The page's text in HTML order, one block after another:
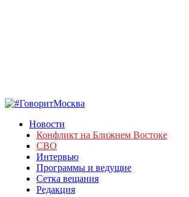
Новости
Конфликт на Ближнем Востоке
СВО
Интервью
Программы и ведущие
Сетка вещания
Редакция